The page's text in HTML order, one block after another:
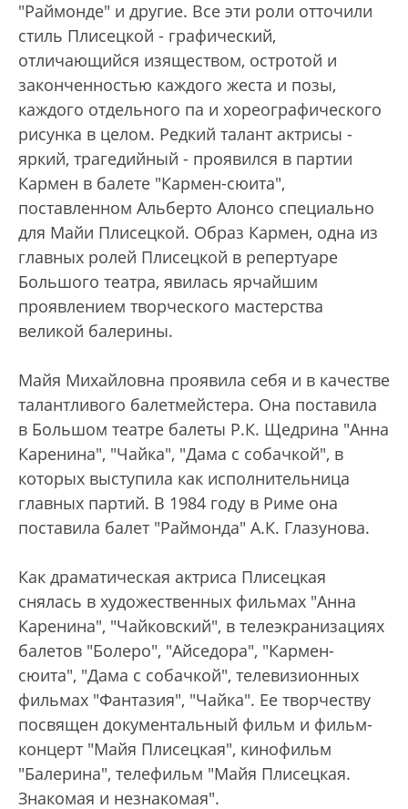
"Раймонде" и другие. Все эти роли отточили
стиль Плисецкой - графический,
отличающийся изяществом, остротой и
законченностью каждого жеста и позы,
каждого отдельного па и хореографического
рисунка в целом. Редкий талант актрисы -
яркий, трагедийный - проявился в партии
Кармен в балете "Кармен-сюита",
поставленном Альберто Алонсо специально
для Майи Плисецкой. Образ Кармен, одна из
главных ролей Плисецкой в репертуаре
Большого театра, явилась ярчайшим
проявлением творческого мастерства
великой балерины.
Майя Михайловна проявила себя и в качестве
талантливого балетмейстера. Она поставила
в Большом театре балеты Р.К. Щедрина "Анна
Каренина", "Чайка", "Дама с собачкой", в
которых выступила как исполнительница
главных партий. В 1984 году в Риме она
поставила балет "Раймонда" А.К. Глазунова.
Как драматическая актриса Плисецкая
снялась в художественных фильмах "Анна
Каренина", "Чайковский", в телеэкранизациях
балетов "Болеро", "Айседора", "Кармен-
сюита", "Дама с собачкой", телевизионных
фильмах "Фантазия", "Чайка". Ее творчеству
посвящен документальный фильм и фильм-
концерт "Майя Плисецкая", кинофильм
"Балерина", телефильм "Майя Плисецкая.
Знакомая и незнакомая".